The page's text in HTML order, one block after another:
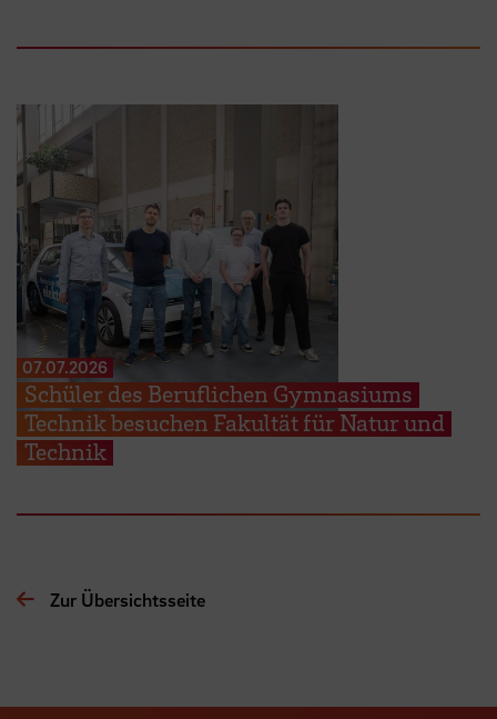
07.07.2026
Schüler des Beruflichen Gymnasiums
Technik besuchen Fakultät für Natur und
Technik
Zur Übersichtsseite